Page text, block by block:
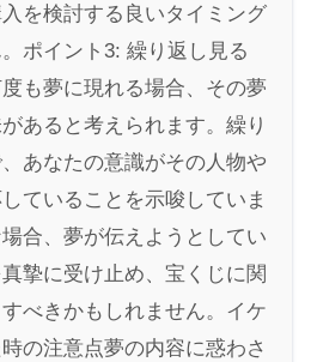
を検討する良いタイミング
ポイント3: 繰り返し見る
も夢に現れる場合、その夢
あると考えられます。繰り
あなたの意識がその人物や
ていることを示唆していま
合、夢が伝えようとしてい
摯に受け止め、宝くじに関
べきかもしれません。イケ
の注意点夢の内容に惑わさ